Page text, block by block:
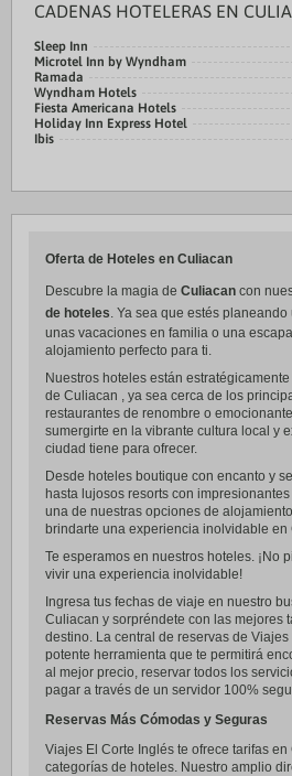
CADENAS HOTELERAS EN
Sleep Inn
Microtel Inn by Wyndham
Ramada
Wyndham Hotels
Fiesta Americana Hotels
Holiday Inn Express Hotel
Ibis
Oferta de Hoteles en Culiacan
Descubre la magia de Culiacan con
de hoteles. Ya sea que estés
unas vacaciones en familia o una
alojamiento perfecto para ti.
Nuestros hoteles están
de Culiacan , ya sea cerca de los
restaurantes de renombre o
sumergirte en la vibrante cultura local y
ciudad tiene para ofrecer.
Desde hoteles boutique con encanto y
hasta lujosos resorts con
una de nuestras opciones de
brindarte una experiencia inolvidable en
Te esperamos en nuestros hoteles. ¡No
vivir una experiencia inolvidable!
Ingresa tus fechas de viaje en nuestro
Culiacan y sorpréndete con las mejores
destino. La central de reservas de
potente herramienta que te permitirá
al mejor precio, reservar todos los
pagar a través de un servidor 100%
Reservas Más Cómodas y Seguras
Viajes El Corte Inglés te ofrece tarifas
categorías de hoteles. Nuestro amplio